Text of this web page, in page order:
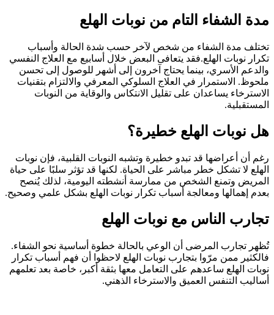
مدة الشفاء التام من نوبات الهلع
تختلف مدة الشفاء من شخص لآخر حسب شدة الحالة وأسباب
تكرار نوبات الهلع.فقد يتعافى البعض خلال أسابيع مع العلاج النفسي
والدعم الأسري، بينما يحتاج آخرون إلى أشهر للوصول إلى تحسن
ملحوظ. الاستمرار في العلاج السلوكي المعرفي والالتزام بتقنيات
الاسترخاء يساعدان على تقليل الانتكاس والوقاية من النوبات
المستقبلية.
هل نوبات الهلع خطيرة؟
رغم أن أعراضها قد تبدو خطيرة وتشبه النوبات القلبية، فإن نوبات
الهلع لا تشكل خطر مباشر على الحياة. لكنها قد تؤثر سلبًا على حياة
المريض وتمنع الشخص من ممارسة أنشطته اليومية، لذلك يُنصح
بعدم إهمالها ومعالجة أسباب تكرار نوبات الهلع بشكل علمي وصحيح.
تجارب الناس مع نوبات الهلع
تُظهر تجارب المرضى أن الوعي بالحالة خطوة أساسية نحو الشفاء.
فالكثير ممن مرّوا بتجارب نوبات الهلع لاحظوا أن فهم أسباب تكرار
نوبات الهلع ساعدهم على التعامل معها بثقة أكبر، خاصة بعد تعلمهم
أساليب التنفس العميق والاسترخاء الذهني.